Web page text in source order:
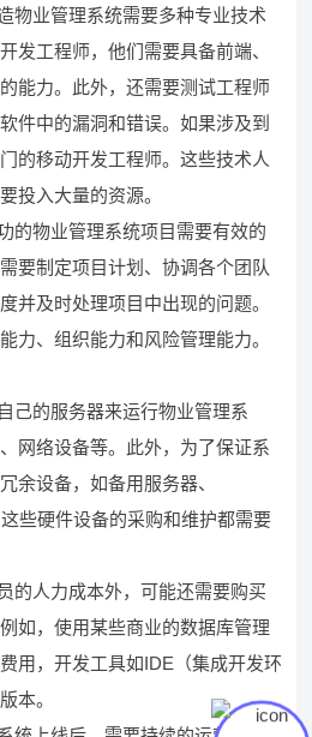
物业管理系统需要多种专业技术
发工程师，他们需要具备前端、
能力。此外，还需要测试工程师
件中的漏洞和错误。如果涉及到
的移动开发工程师。这些技术人
投入大量的资源。
的物业管理系统项目需要有效的
要制定项目计划、协调各个团队
并及时处理项目中出现的问题。
力、组织能力和风险管理能力。
己的服务器来运行物业管理系
网络设备等。此外，为了保证系
余设备，如备用服务器、
些硬件设备的采购和维护都需要
的人力成本外，可能还需要购买
如，使用某些商业的数据库管理
用，开发工具如IDE（集成开发环
本。